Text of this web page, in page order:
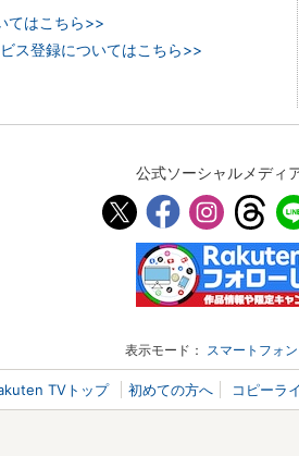
てはこちら>>
ス登録についてはこちら>>
公式ソーシャルメディ
表示モード： スマートフォン
TVトップ 初めての方へ コピーラ